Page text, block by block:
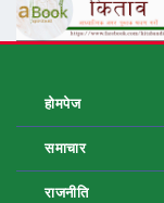
होमपेज
समाचार
राजनीति